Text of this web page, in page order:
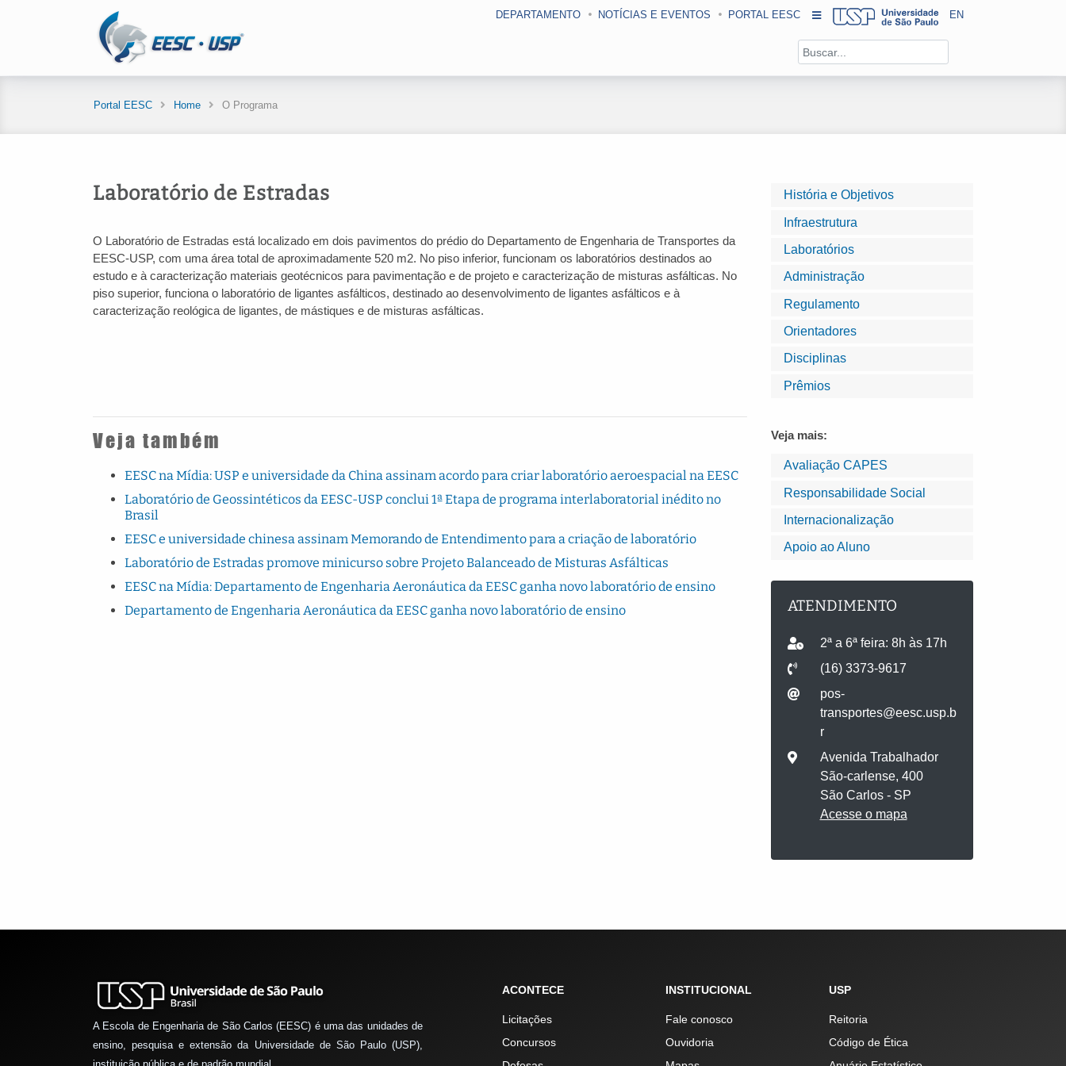
DEPARTAMENTO NOTÍCIAS E EVENTOS PORTAL EESC EN
Portal EESC Home O Programa
História e Objetivos
Infraestrutura
Laboratórios
Administração
Regulamento
Orientadores
Disciplinas
Prêmios
Veja mais:
Avaliação CAPES
Responsabilidade Social
Internacionalização
Apoio ao Aluno
ATENDIMENTO
2ª a 6ª feira: 8h às 17h
(16) 3373-9617
pos-
transportes@eesc.usp.b
r
Avenida Trabalhador
São-carlense, 400
São Carlos - SP
Acesse o mapa
Laboratório de Estradas
O Laboratório de Estradas está localizado em dois pavimentos do prédio do Departamento de Engenharia de Transportes da
EESC-USP, com uma área total de aproximadamente 520 m2. No piso inferior, funcionam os laboratórios destinados ao
estudo e à caracterização materiais geotécnicos para pavimentação e de projeto e caracterização de misturas asfálticas. No
piso superior, funciona o laboratório de ligantes asfálticos, destinado ao desenvolvimento de ligantes asfálticos e à
caracterização reológica de ligantes, de mástiques e de misturas asfálticas.
Veja também
EESC na Mídia: USP e universidade da China assinam acordo para criar laboratório aeroespacial na EESC
Laboratório de Geossintéticos da EESC-USP conclui 1ª Etapa de programa interlaboratorial inédito no
Brasil
EESC e universidade chinesa assinam Memorando de Entendimento para a criação de laboratório
Laboratório de Estradas promove minicurso sobre Projeto Balanceado de Misturas Asfálticas
EESC na Mídia: Departamento de Engenharia Aeronáutica da EESC ganha novo laboratório de ensino
Departamento de Engenharia Aeronáutica da EESC ganha novo laboratório de ensino
A Escola de Engenharia de São Carlos (EESC) é uma das unidades de
ensino, pesquisa e extensão da Universidade de São Paulo (USP),
ACONTECE
Licitações
Concursos
INSTITUCIONAL
Fale conosco
Ouvidoria
USP
Reitoria
Código de Ética